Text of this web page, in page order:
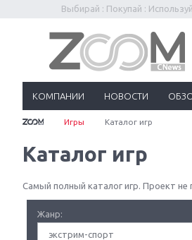
Выбирай : Покупай : Используй
КОМПАНИИ НОВОСТИ
Игры Каталог игр
Каталог игр
Самый полный каталог игр. Проект не
Жанр:
экстрим-спорт